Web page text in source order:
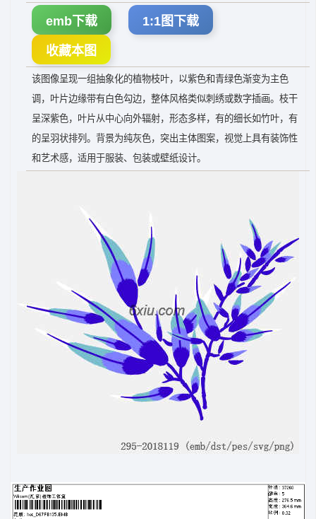
emb下载 1:1图下载
收藏本图
该图像呈现一组抽象化的植物枝叶，以紫色和青绿色渐变为主色
调，叶片边缘带有白色勾边，整体风格类似刺绣或数字插画。枝干
呈深紫色，叶片从中心向外辐射，形态多样，有的细长如竹叶，有
的呈羽状排列。背景为纯灰色，突出主体图案，视觉上具有装饰性
和艺术感，适用于服装、包装或壁纸设计。